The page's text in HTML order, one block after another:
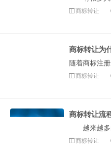
商标转让
商标转让为
商标转让
商标转让流
商标转让